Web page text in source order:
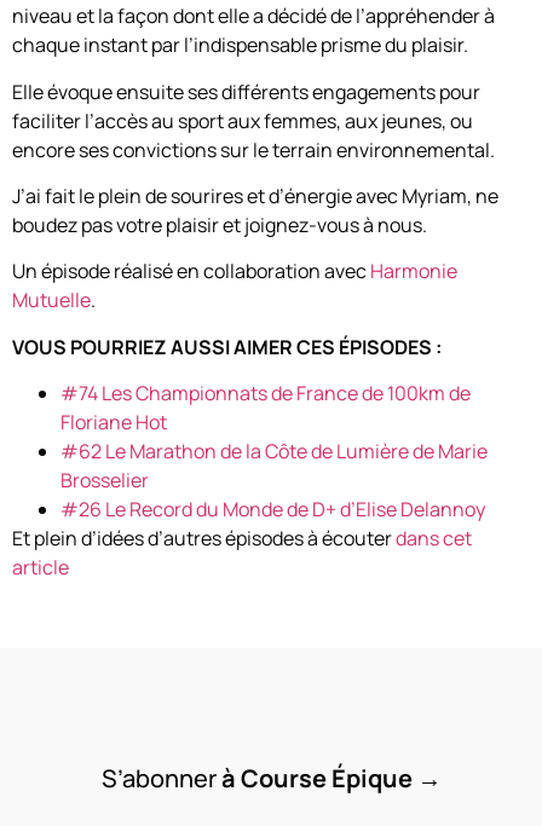
niveau et la façon dont elle a décidé de l’appréhender à
chaque instant par l’indispensable prisme du plaisir.
Elle évoque ensuite ses différents engagements pour
faciliter l’accès au sport aux femmes, aux jeunes, ou
encore ses convictions sur le terrain environnemental.
J’ai fait le plein de sourires et d’énergie avec Myriam, ne
boudez pas votre plaisir et joignez-vous à nous.
Un épisode réalisé en collaboration avecHarmonie
Mutuelle.
VOUS POURRIEZ AUSSI AIMER CES ÉPISODES :
#74 Les Championnats de France de 100km de
Floriane Hot
#62 Le Marathon de la Côte de Lumière de Marie
Brosselier
#26 Le Record du Monde de D+ d’Elise Delannoy
Et plein d’idées d’autres épisodes à écouterdans cet
article
S’abonnerà Course Épique →